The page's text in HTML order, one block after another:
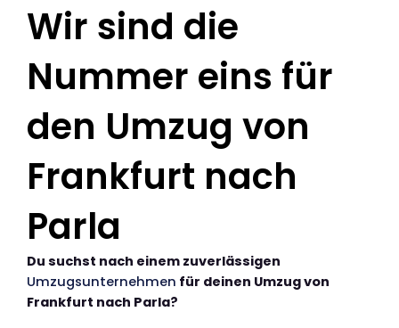
Wir sind die
Nummer eins für
den Umzug von
Frankfurt nach
Parla
Du suchst nach einem zuverlässigen
Umzugsunternehmen für deinen Umzug von
Frankfurt nach Parla?